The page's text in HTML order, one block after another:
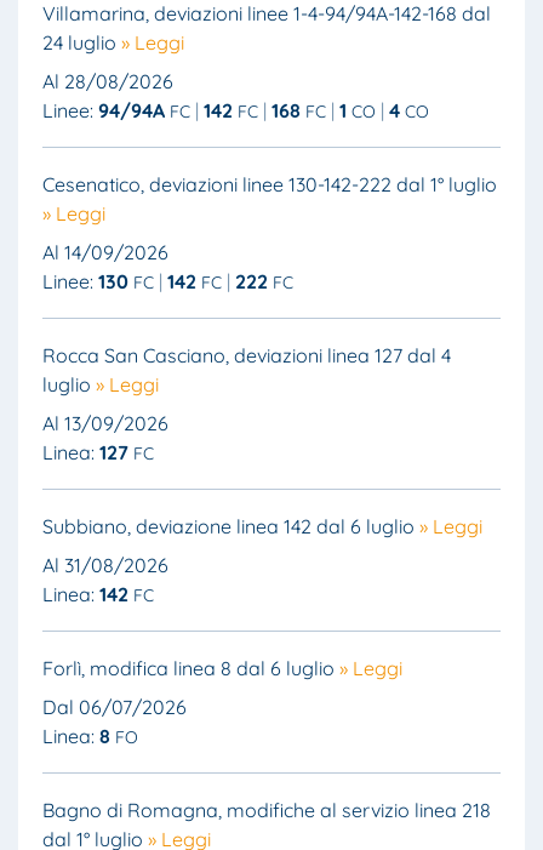
Villamarina, deviazioni linee 1-4-94/94A-142-168 dal
24 luglio » Leggi
Al 28/08/2026
Linee: 94/94A FC 142 FC 168 FC 1 CO 4 CO
Cesenatico, deviazioni linee 130-142-222 dal 1° luglio
» Leggi
Al 14/09/2026
Linee: 130 FC 142 FC 222 FC
Rocca San Casciano, deviazioni linea 127 dal 4
luglio » Leggi
Al 13/09/2026
Linea: 127 FC
Subbiano, deviazione linea 142 dal 6 luglio » Leggi
Al 31/08/2026
Linea: 142 FC
Forlì, modifica linea 8 dal 6 luglio » Leggi
Dal 06/07/2026
Linea: 8 FO
Bagno di Romagna, modifiche al servizio linea 218
dal 1° luglio » Leggi